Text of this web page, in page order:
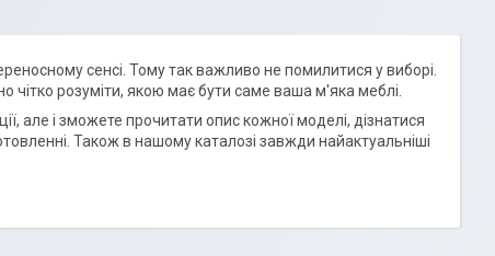
сенсі. Тому так важливо не помилитися у виборі.
чітко розуміти, якою має бути саме ваша м'яка меблі.
але і зможете прочитати опис кожної моделі, дізнатися
Також в нашому каталозі завжди найактуальніші